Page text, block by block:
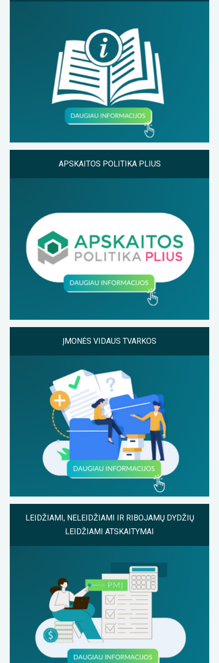
APSKAITOS POLITIKA PLIUS
ĮMONĖS VIDAUS TVARKOS
LEIDŽIAMI, NELEIDŽIAMI IR RIBOJAMŲ DYDŽIŲ
LEIDŽIAMI ATSKAITYMAI